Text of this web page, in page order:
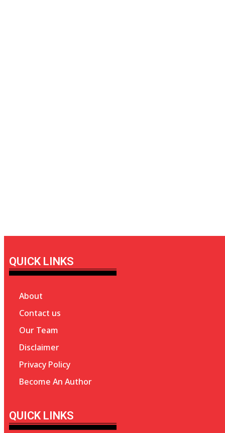
QUICK LINKS
About
Contact us
Our Team
Disclaimer
Privacy Policy
Become An Author
QUICK LINKS